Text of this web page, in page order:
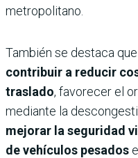
metropolitano.
También se destaca
contribuir a reducir
traslado, favorecer el
mediante la
mejorar la seguridad
de vehículos pesados